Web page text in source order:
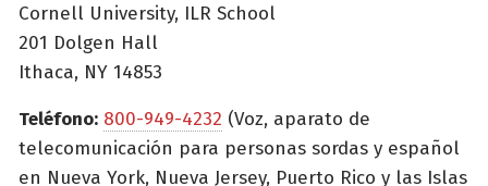
Cornell University, ILR School
201 Dolgen Hall
Ithaca, NY 14853
Teléfono: 800-949-4232 (Voz, aparato de
telecomunicación para personas sordas y español
en Nueva York, Nueva Jersey, Puerto Rico y las Islas